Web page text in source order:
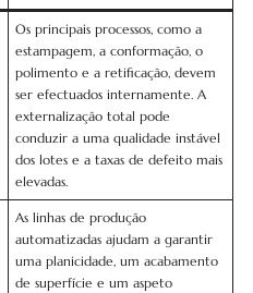
Os principais processos, como a
estampagem, a conformação, o
polimento e a retificação, devem
ser efectuados internamente. A
externalização total pode
conduzir a uma qualidade instável
dos lotes e a taxas de defeito mais
elevadas.
As linhas de produção
automatizadas ajudam a garantir
uma planicidade, um acabamento
de superfície e um aspeto